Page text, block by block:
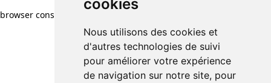
cookies
Nous utilisons des cookies et
d'autres technologies de suivi
pour améliorer votre expérience
de navigation sur notre site, pour
browser console for more information)